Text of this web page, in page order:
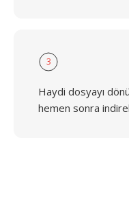
3
Haydi dosyayı
hemen sonra